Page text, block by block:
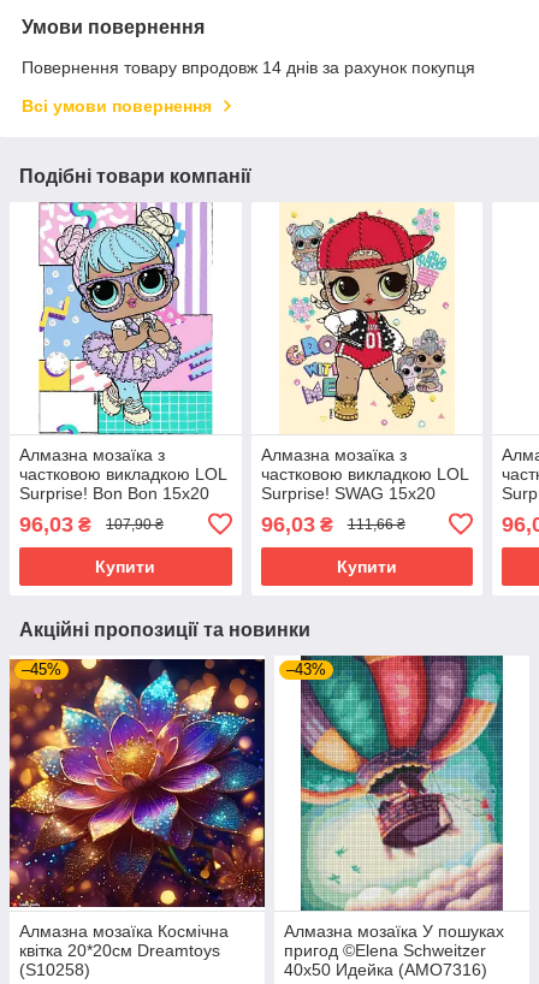
Умови повернення
Повернення товару впродовж 14 днів за рахунок покупця
Всі умови повернення
Подібні товари компанії
Алмазна мозаїка з
частковою викладкою LOL
Surprise! Bon Bon 15х20
96,03 ₴ 107,90 ₴
Купити
Алмазна мозаїка з
частковою викладкою LOL
Surprise! SWAG 15х20
96,03₴ 111,66 ₴
Купити
Акційні пропозиції та новинки
–45%
Алмазна мозаїка Космічна
квітка 20*20см Dreamtoys
(S10258)
–43%
Алмазна мозаїка У пошуках
пригод ©Elena Schweitzer
40х50 Идейка (AMO7316)